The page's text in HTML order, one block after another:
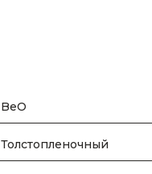
BeO
Толстопленочный